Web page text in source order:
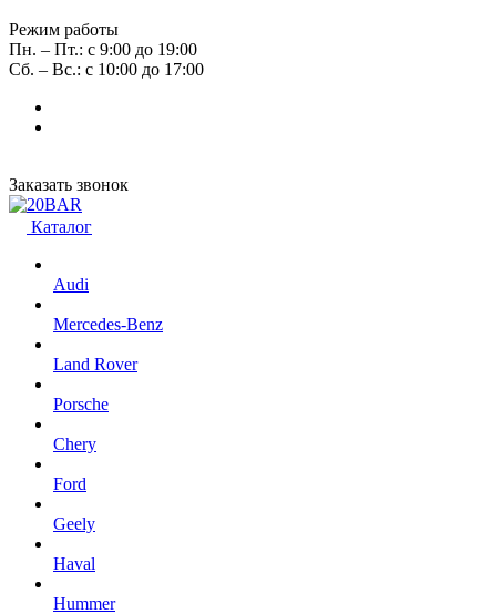
Режим работы
Пн. – Пт.: с 9:00 до 19:00
Сб. – Вс.: с 10:00 до 17:00
Заказать звонок
Каталог
Audi
Mercedes-Benz
Land Rover
Porsche
Chery
Ford
Geely
Haval
Hummer